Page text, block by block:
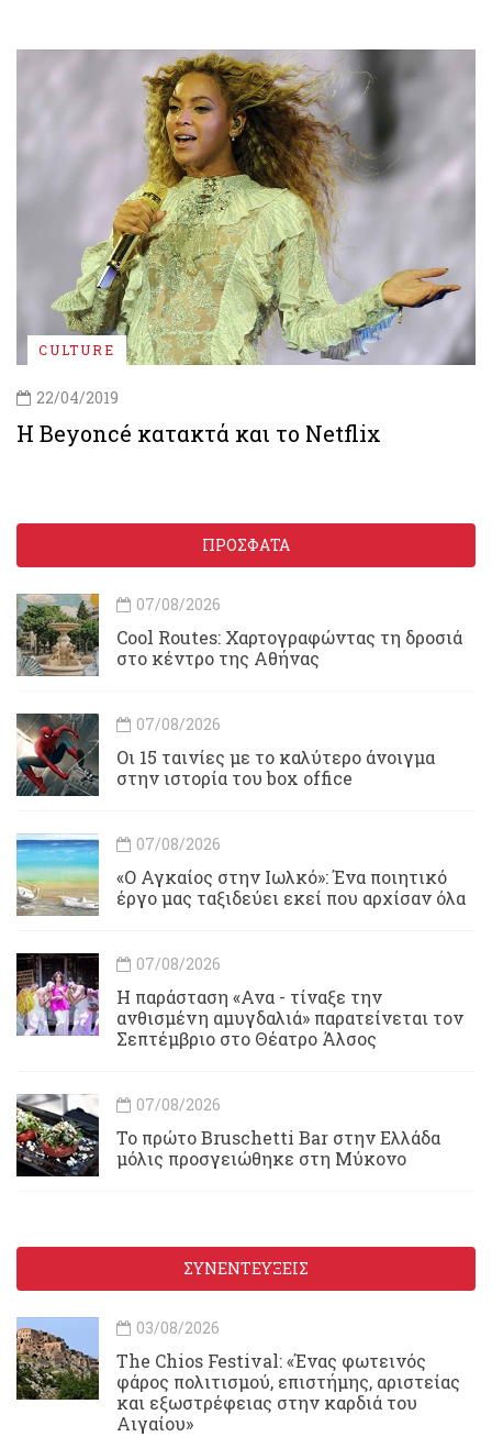
CULTURE
22/04/2019
Η Beyoncé κατακτά και το Netflix
ΠΡΟΣΦΑΤΑ
07/08/2026
Cool Routes: Χαρτογραφώντας τη δροσιά
στο κέντρο της Αθήνας
07/08/2026
Οι 15 ταινίες με το καλύτερο άνοιγμα
στην ιστορία του box office
07/08/2026
«Ο Αγκαίος στην Ιωλκό»: Ένα ποιητικό
έργο μας ταξιδεύει εκεί που αρχίσαν όλα
07/08/2026
Η παράσταση «Ανα - τίναξε την
ανθισμένη αμυγδαλιά» παρατείνεται τον
Σεπτέμβριο στο Θέατρο Άλσος
07/08/2026
Το πρώτο Bruschetti Bar στην Ελλάδα
μόλις προσγειώθηκε στη Μύκονο
ΣΥΝΕΝΤΕΥΞΕΙΣ
03/08/2026
Τhe Chios Festival: «Ένας φωτεινός
φάρος πολιτισμού, επιστήμης, αριστείας
και εξωστρέφειας στην καρδιά του
Αιγαίου»